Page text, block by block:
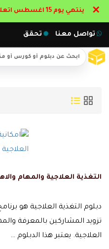
تواصل معنا تحقق
التغذية العلاجية والمهام
دبلوم التغذية العلاجية هو
تزويد المشاركين بالمعرفة
العلاجية. يعتبر هذا الدبلوم …
ينتهي يوم 15 اغسطس اتعلم ب 75% خصم : احجز مقعدك الان ✕